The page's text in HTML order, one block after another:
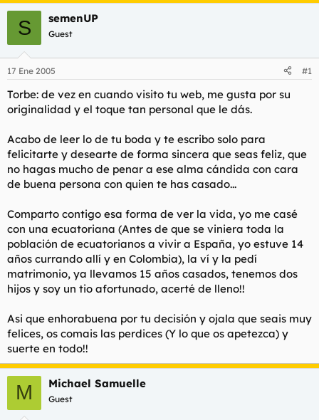
i
c
a
d
o
r
d
e
t
e
m
a
c
i
n
c
o
S semenUP
Guest
17 Ene 2005 #1
Torbe: de vez en cuando visito tu web, me gusta por su
originalidad y el toque tan personal que le dás.
Acabo de leer lo de tu boda y te escribo solo para
felicitarte y desearte de forma sincera que seas feliz, que
no hagas mucho de penar a ese alma cándida con cara
de buena persona con quien te has casado...
Comparto contigo esa forma de ver la vida, yo me casé
con una ecuatoriana (Antes de que se viniera toda la
población de ecuatorianos a vivir a España, yo estuve 14
años currando allí y en Colombia), la ví y la pedí
matrimonio, ya llevamos 15 años casados, tenemos dos
hijos y soy un tio afortunado, acerté de lleno!!
Asi que enhorabuena por tu decisión y ojala que seais muy
felices, os comais las perdices (Y lo que os apetezca) y
suerte en todo!!
M Michael Samuelle
Guest